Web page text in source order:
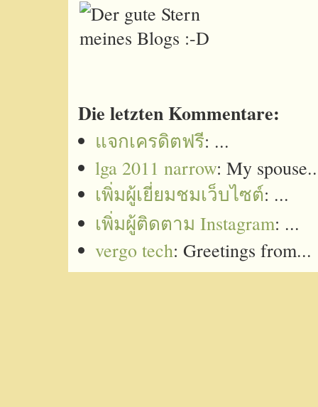
Die letzten Kommentare:
แจกเครดิตฟรี: ...
lga 2011 narrow: My
เพิ่มผู้เยี่ยมชมเว็บไซต์: ...
เพิ่มผู้ติดตาม Instagram: ...
vergo tech: Greetings from...